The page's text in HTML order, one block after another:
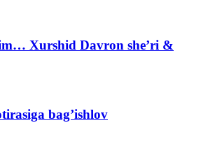
Xurshid Davron she’ri &
bag’ishlov